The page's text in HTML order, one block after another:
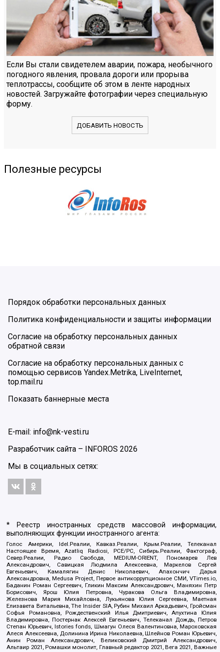
Если Вы стали свидетелем аварии, пожара, необычного
погодного явления, провала дороги или прорыва
теплотрассы, сообщите об этом в ленте народных
новостей. Загружайте фотографии через специальную
форму.
ДОБАВИТЬ НОВОСТЬ
Полезные ресурсы
Порядок обработки персональных данных
Политика конфиденциальности и защиты информации
Согласие на обработку персональных данных
обратной связи
Согласие на обработку персональных данных с
помощью сервисов Yandex.Metrika, LiveInternet,
top.mail.ru
Показать баннерные места
E-mail: info@nk-vesti.ru
Разработчик сайта –
INFOROS 2026
Мы в социальных сетях:
* Реестр иностранных средств массовой информации,
выполняющих функции иностранного агента:
Голос Америки, Idel.Реалии, Кавказ.Реалии, Крым.Реалии, Телеканал
Настоящее Время, Azatliq Radiosi, PCE/PC, Сибирь.Реалии, Фактограф,
Север.Реалии, Радио Свобода, MEDIUM-ORIENT, Пономарев Лев
Александрович, Савицкая Людмила Алексеевна, Маркелов Сергей
Евгеньевич, Камалягин Денис Николаевич, Апахончич Дарья
Александровна, Medusa Project, Первое антикоррупционное СМИ, VTimes.io,
Баданин Роман Сергеевич, Гликин Максим Александрович, Маняхин Петр
Борисович, Ярош Юлия Петровна, Чуракова Ольга Владимировна,
Железнова Мария Михайловна, Лукьянова Юлия Сергеевна, Маетная
Елизавета Витальевна, The Insider SIA, Рубин Михаил Аркадьевич, Гройсман
Софья Романовна, Рождественский Илья Дмитриевич, Апухтина Юлия
Владимировна, Постернак Алексей Евгеньевич, Телеканал Дождь, Петров
Степан Юрьевич, Istories fonds, Шмагун Олеся Валентиновна, Мароховская
Алеся Алексеевна, Долинина Ирина Николаевна, Шлейнов Роман Юрьевич,
Анин Роман Александрович, Великовский Дмитрий Александрович,
Альтаир 2021, Ромашки монолит, Главный редактор 2021, Вега 2021, Важные